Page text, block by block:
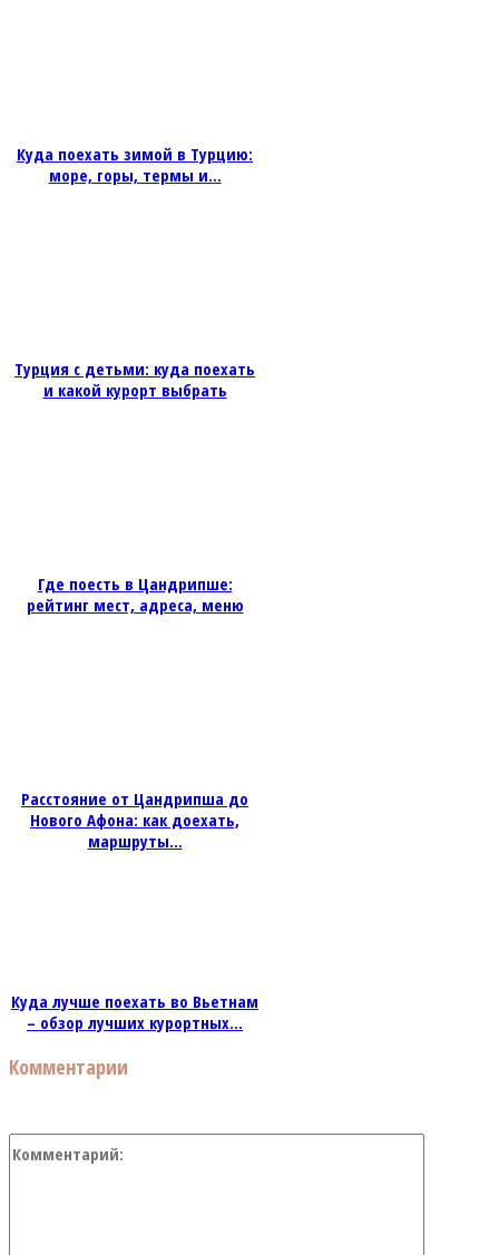
Куда поехать зимой в Турцию:
море, горы, термы и...
Турция с детьми: куда поехать
и какой курорт выбрать
Где поесть в Цандрипше:
рейтинг мест, адреса, меню
Расстояние от Цандрипша до
Нового Афона: как доехать,
маршруты...
Куда лучше поехать во Вьетнам
– обзор лучших курортных...
Комментарии